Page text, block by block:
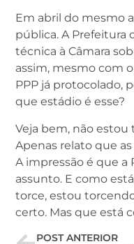
Em abril do mesmo
pública. A Prefeitura
técnica à Câmara
assim, mesmo com
PPP já protocolado,
que estádio é esse?
Veja bem, não
Apenas relato que
A impressão é que a
assunto. E como
torce, estou
certo. Mas que está
POST ANTERIOR